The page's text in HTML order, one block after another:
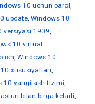
10 uchun parol,
update, Windows 10
versiyasi 1909,
10 virtual
, Windows 10
xususiyatlari,
10 yangilash tizimi,
bilan birga keladi,